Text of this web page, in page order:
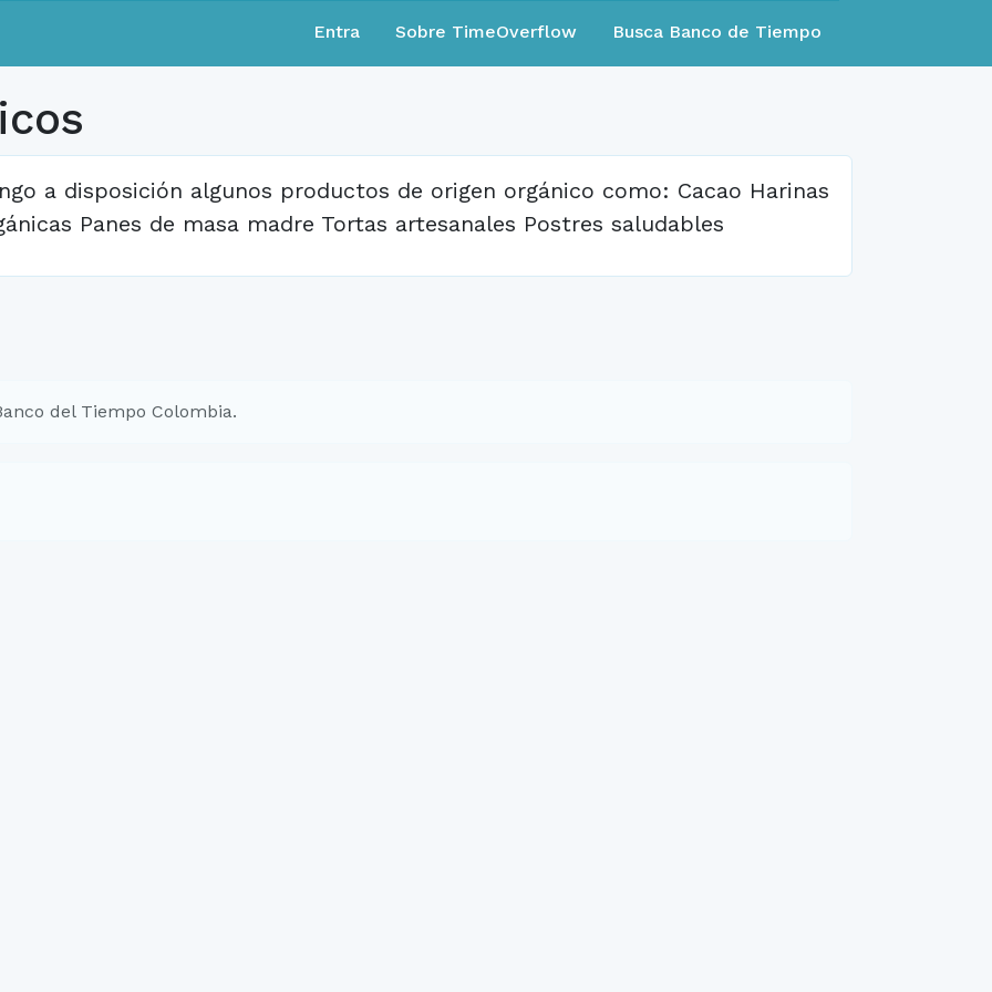
Entra Sobre TimeOverflow Busca Banco de Tiempo
a disposición algunos productos de origen orgánico como: Cacao Harinas
Panes de masa madre Tortas artesanales Postres saludables
del Tiempo Colombia.